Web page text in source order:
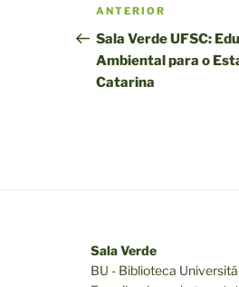
de
Post
Post
anterior
ANTERIOR
Sala Verde UFSC:
Ambiental para o
Catarina
Sala Verde
BU - Biblioteca